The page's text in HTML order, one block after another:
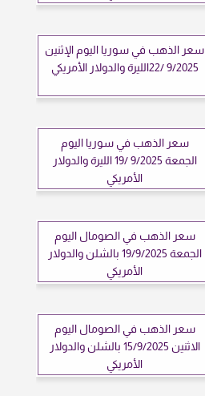
سعر الذهب في سوريا اليوم الإثنين
9/2025 /22الليرة والدولار الأمريكي
سعر الذهب في سوريا اليوم
الجمعة 9/2025 /19 الليرة والدولار
الأمريكي
سعر الذهب في الصومال اليوم
الجمعة 19/9/2025 بالشلن والدولار
الأمريكي
سعر الذهب في الصومال اليوم
الاثنين 15/9/2025 بالشلن والدولار
الأمريكي